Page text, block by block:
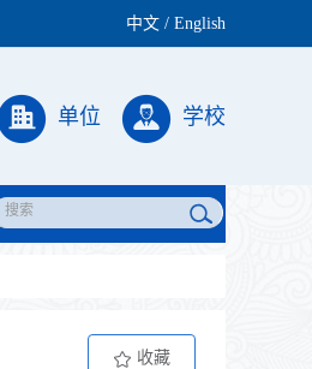
中文 / English
单位 学校
收藏